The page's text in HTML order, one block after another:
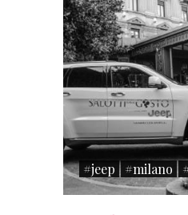
#jeep #milano